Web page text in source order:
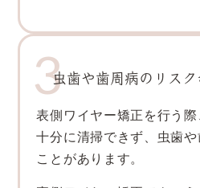
虫歯や歯周病のリスク
表側ワイヤー矯正を行う
十分に清掃できず、虫歯
ことがあります。